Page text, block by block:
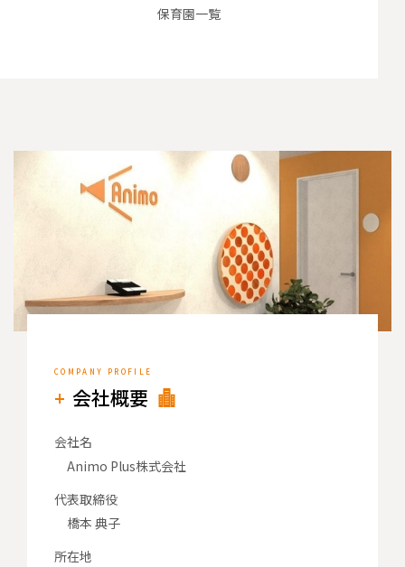
保育園一覧
会社概要
会社名
Animo Plus株式会社
代表取締役
橋本 典子
所在地